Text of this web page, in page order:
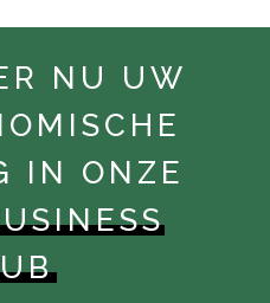
NU UW
IN ONZE